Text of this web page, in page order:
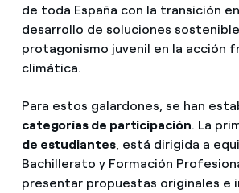
de toda España con la transición
desarrollo de soluciones
protagonismo juvenil en la acción
climática.
Para estos galardones, se han
categorías de participación. La
de estudiantes, está dirigida a
Bachillerato y Formación
presentar propuestas originales e